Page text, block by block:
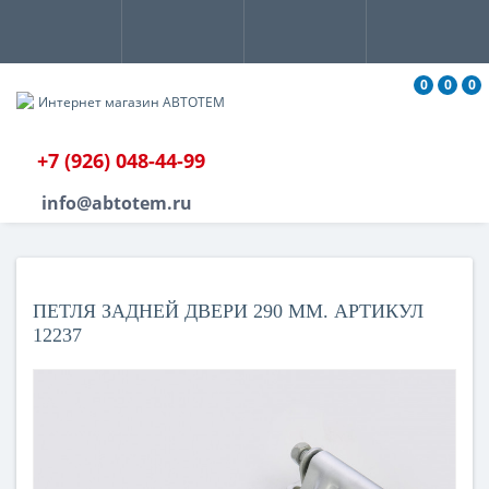
0 0 0
+7 (926) 048-44-99
info@abtotem.ru
ПЕТЛЯ ЗАДНЕЙ ДВЕРИ 290 ММ. АРТИКУЛ
12237